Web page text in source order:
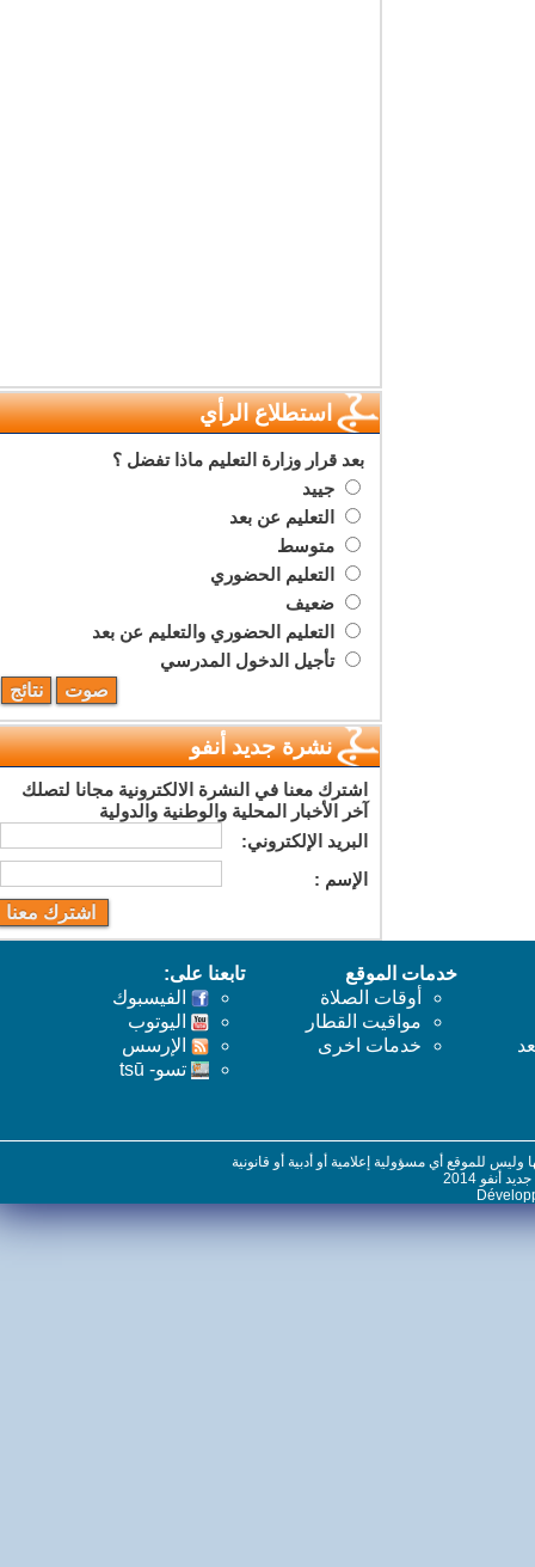
استطلاع الرأي
بعد قرار وزارة التعليم ماذا تفضل ؟
جييد
التعليم عن بعد
متوسط
التعليم الحضوري
ضعيف
التعليم الحضوري والتعليم عن بعد
تأجيل الدخول المدرسي
نشرة جديد أنفو
اشترك معنا في النشرة الالكترونية مجانا لتصلك
آخر الأخبار المحلية والوطنية والدولية
البريد اﻹلكتروني:
اﻹسم :
خدمات الموقع
أوقات الصلاة
مواقيت القطار
خدمات اخرى
تابعنا على:
الفيسبوك
اليوتوب
اﻹرسس
تسو- tsū
للموقع أي مسؤولية إعلامية أو أدبية أو قانونية
2014